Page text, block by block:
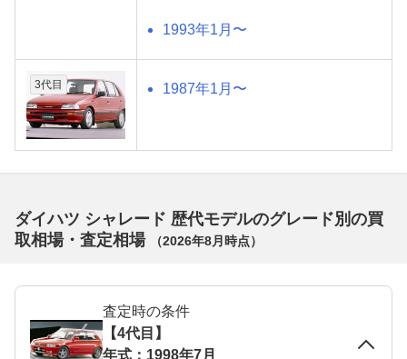
1993年1月〜
3代目 1987年1月〜
ダイハツ シャレード 歴代モデルのグレード別の買
取相場・査定相場
（2026年8月 時点）
査定時の条件
【4代目】
年式：1998年7月